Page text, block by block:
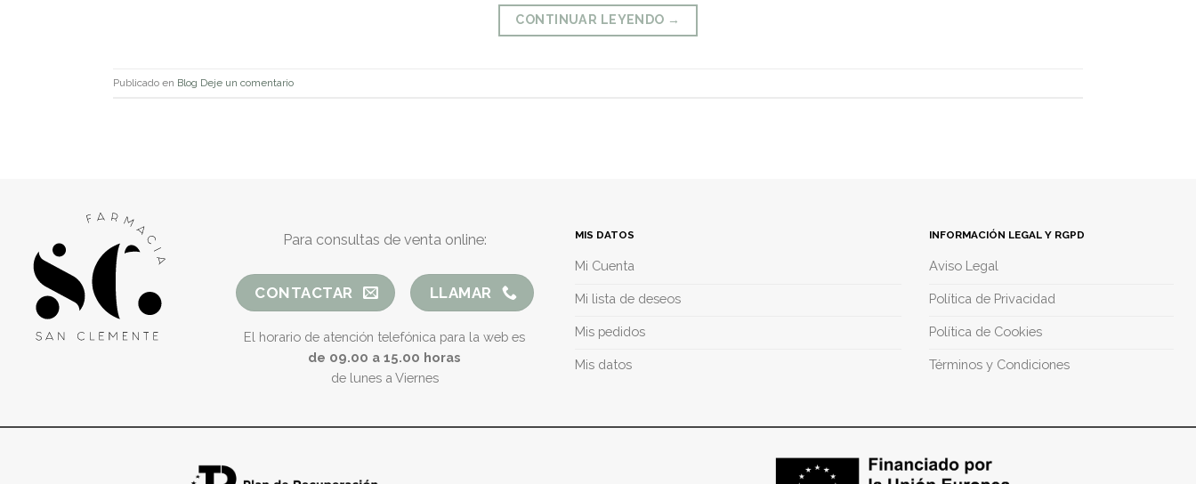
CONTINUAR LEYENDO →
Publicado en Blog Deje un comentario
Para consultas de venta online:
CONTACTAR LLAMAR
El horario de atención telefónica para la web es
de 09.00 a 15.00 horas
de lunes a Viernes
MIS DATOS
Mi Cuenta
Mi lista de deseos
Mis pedidos
Mis datos
INFORMACIÓN LEGAL Y RGPD
Aviso Legal
Política de Privacidad
Política de Cookies
Términos y Condiciones